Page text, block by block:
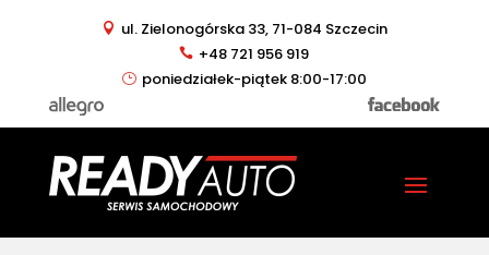
ul. Zielonogórska 33, 71-084 Szczecin
+48 721 956 919
poniedziałek-piątek 8:00-17:00